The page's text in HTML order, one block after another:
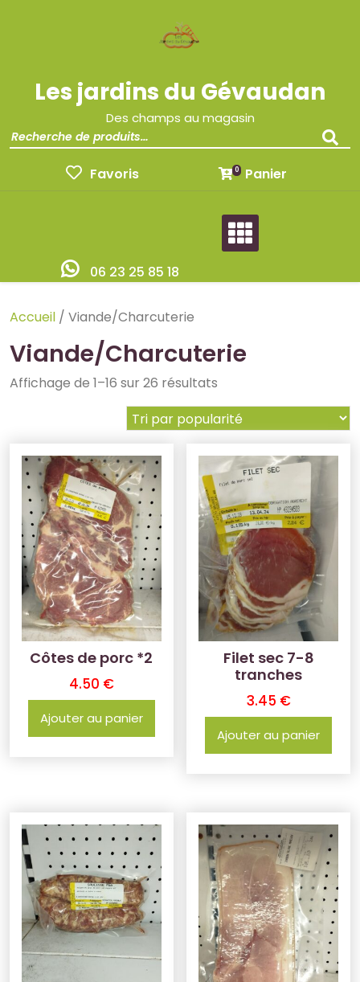
Les jardins du Gévaudan
Des champs au magasin
Favoris 0 Panier
06 23 25 85 18
Accueil / Viande/Charcuterie
Viande/Charcuterie
Affichage de 1–16 sur 26 résultats
Côtes de porc *2
4.50 €
Ajouter au panier
Filet sec 7-8
tranches
3.45 €
Ajouter au panier